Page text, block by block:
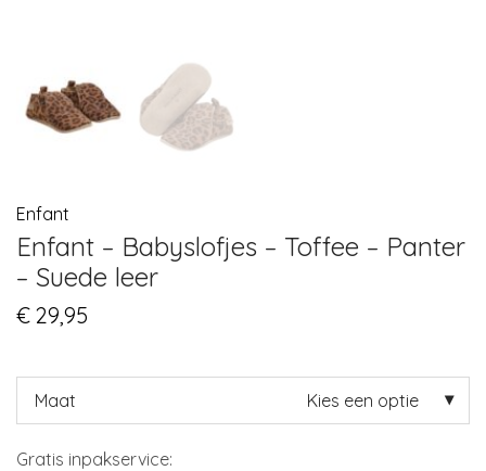
Enfant
Enfant – Babyslofjes – Toffee – Panter
– Suede leer
€ 29,95
Maat Kies een optie
Gratis inpakservice: